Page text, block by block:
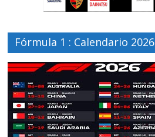
Fórmula 1 : Calendario 2026